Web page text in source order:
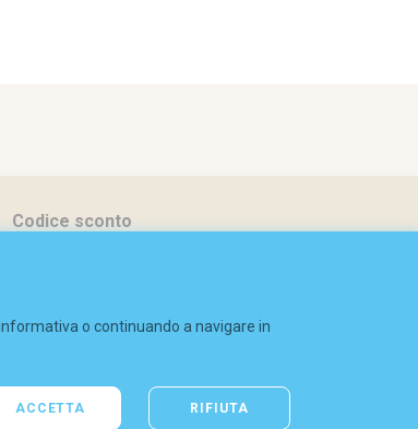
Codice sconto
Contatti
digital agency greenbubble
o continuando a navigare in
ACCETTA RIFIUTA